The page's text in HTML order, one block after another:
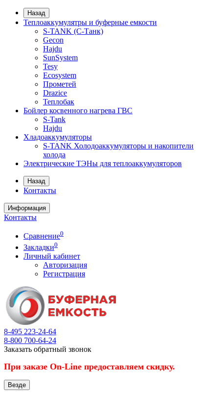
Назад
Теплоаккумулятры и буферные емкости
S-TANK (С-Танк)
Gecon
Hajdu
SunSystem
Tesy
Ecosystem
Прометей
Drazice
Теплобак
Бойлер косвенного нагрева ГВС
S-Tank
Hajdu
Хладоаккумуляторы
S-TANK Холодоаккумуляторы и накопители
холода
Электрические ТЭНы для теплоаккумуляторов
Назад
Контакты
Информация
Контакты
Сравнение0
Закладки0
Личный кабинет
Авторизация
Регистрация
8-495 223-24-64
8-800 700-64-24
Заказать обратный звонок
При заказе On-Line предоставляем скидку.
Везде